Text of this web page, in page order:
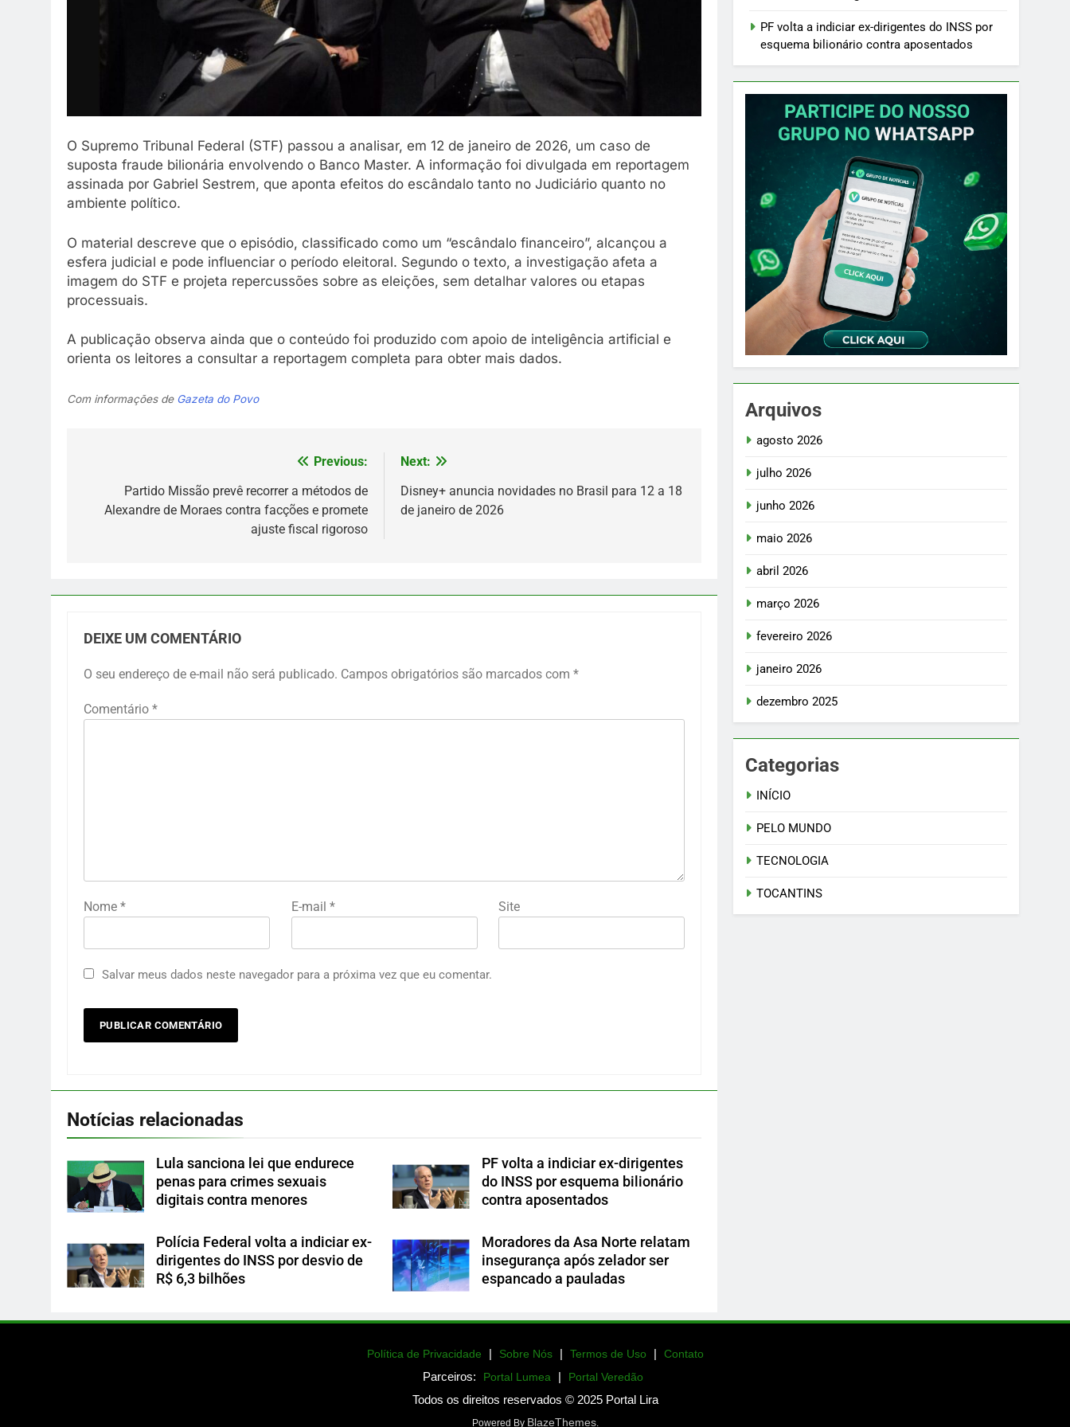
O Supremo Tribunal Federal (STF) passou a analisar, em 12 de janeiro de 2026, um caso de
suposta fraude bilionária envolvendo o Banco Master. A informação foi divulgada em reportagem
assinada por Gabriel Sestrem, que aponta efeitos do escândalo tanto no Judiciário quanto no
ambiente político.
O material descreve que o episódio, classificado como um “escândalo financeiro”, alcançou a
esfera judicial e pode influenciar o período eleitoral. Segundo o texto, a investigação afeta a
imagem do STF e projeta repercussões sobre as eleições, sem detalhar valores ou etapas
processuais.
A publicação observa ainda que o conteúdo foi produzido com apoio de inteligência artificial e
orienta os leitores a consultar a reportagem completa para obter mais dados.
Com informações de Gazeta do Povo
Previous:
Partido Missão prevê recorrer a métodos de
Alexandre de Moraes contra facções e promete
ajuste fiscal rigoroso
Next:
Disney+ anuncia novidades no Brasil para 12 a 18
de janeiro de 2026
DEIXE UM COMENTÁRIO
O seu endereço de e-mail não será publicado. Campos obrigatórios são marcados com *
Comentário *
Nome * E-mail * Site
Salvar meus dados neste navegador para a próxima vez que eu comentar.
Notícias relacionadas
Lula sanciona lei que endurece
penas para crimes sexuais
digitais contra menores
PF volta a indiciar ex-dirigentes
do INSS por esquema bilionário
contra aposentados
Polícia Federal volta a indiciar ex-
dirigentes do INSS por desvio de
R$ 6,3 bilhões
Moradores da Asa Norte relatam
insegurança após zelador ser
espancado a pauladas
PF volta a indiciar ex-dirigentes do INSS por
esquema bilionário contra aposentados
Arquivos
agosto 2026
julho 2026
junho 2026
maio 2026
abril 2026
março 2026
fevereiro 2026
janeiro 2026
dezembro 2025
Categorias
INÍCIO
PELO MUNDO
TECNOLOGIA
TOCANTINS
Política de Privacidade | Sobre Nós | Termos de Uso | Contato
Parceiros: Portal Lumea | Portal Veredão
Todos os direitos reservados © 2025 Portal Lira
Powered By BlazeThemes.